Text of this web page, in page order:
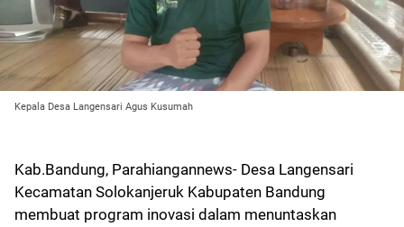
Kepala Desa Langensari Agus Kusumah
Kab.Bandung, Parahiangannews- Desa Langensari
Kecamatan Solokanjeruk Kabupaten Bandung
membuat program inovasi dalam menuntaskan